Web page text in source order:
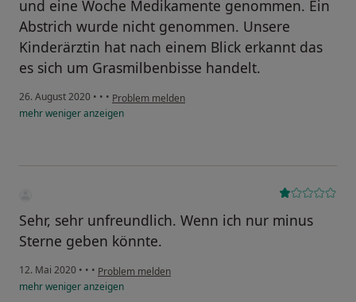
und eine Woche Medikamente genommen. Ein
Abstrich wurde nicht genommen. Unsere
Kinderärztin hat nach einem Blick erkannt das
es sich um Grasmilbenbisse handelt.
26. August 2020 • • • Problem melden
mehrwenigeranzeigen
Sehr, sehr unfreundlich. Wenn ich nur minus
Sterne geben könnte.
12. Mai 2020 • • • Problem melden
mehrwenigeranzeigen